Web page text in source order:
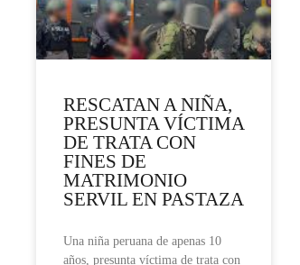
RESCATAN A NIÑA,
PRESUNTA VÍCTIMA
DE TRATA CON
FINES DE
MATRIMONIO
SERVIL EN PASTAZA
Una niña peruana de apenas 10
años, presunta víctima de trata con